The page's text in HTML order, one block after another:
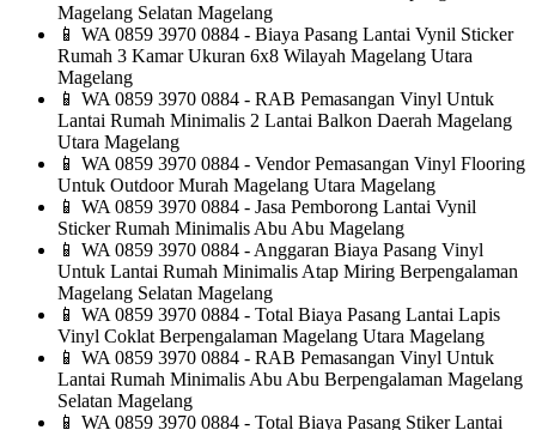
Magelang Selatan Magelang
📱 WA 0859 3970 0884 - Biaya Pasang Lantai Vynil Sticker
Rumah 3 Kamar Ukuran 6x8 Wilayah Magelang Utara
Magelang
📱 WA 0859 3970 0884 - RAB Pemasangan Vinyl Untuk
Lantai Rumah Minimalis 2 Lantai Balkon Daerah Magelang
Utara Magelang
📱 WA 0859 3970 0884 - Vendor Pemasangan Vinyl Flooring
Untuk Outdoor Murah Magelang Utara Magelang
📱 WA 0859 3970 0884 - Jasa Pemborong Lantai Vynil
Sticker Rumah Minimalis Abu Abu Magelang
📱 WA 0859 3970 0884 - Anggaran Biaya Pasang Vinyl
Untuk Lantai Rumah Minimalis Atap Miring Berpengalaman
Magelang Selatan Magelang
📱 WA 0859 3970 0884 - Total Biaya Pasang Lantai Lapis
Vinyl Coklat Berpengalaman Magelang Utara Magelang
📱 WA 0859 3970 0884 - RAB Pemasangan Vinyl Untuk
Lantai Rumah Minimalis Abu Abu Berpengalaman Magelang
Selatan Magelang
📱 WA 0859 3970 0884 - Total Biaya Pasang Stiker Lantai